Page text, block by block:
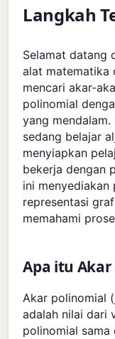
Langkah
Selamat datang
alat matematika
mencari akar-
polinomial
yang
sedang belajar
menyiapkan
bekerja dengan
ini menyediakan
representasi
memahami
Apa itu
Akar polinomial
adalah nilai dari
polinomial sama